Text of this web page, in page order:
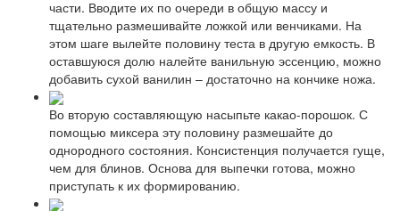
части. Вводите их по очереди в общую массу и
тщательно размешивайте ложкой или венчиками. На
этом шаге вылейте половину теста в другую емкость. В
оставшуюся долю налейте ванильную эссенцию, можно
добавить сухой ванилин – достаточно на кончике ножа.
Во вторую составляющую насыпьте какао-порошок. С
помощью миксера эту половину размешайте до
однородного состояния. Консистенция получается гуще,
чем для блинов. Основа для выпечки готова, можно
приступать к их формированию.